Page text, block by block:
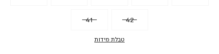
41 42
טבלת מידות